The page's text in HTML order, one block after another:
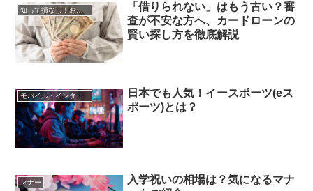
知って損なし！お金の知識
「借りられない」はもう古い？審
査が不安な方へ、カードローンの
賢い探し方を徹底解説
モバイル・インターネット
日本でも人気！イースポーツ(eス
ポーツ)とは？
マナー
入学祝いの相場は？気になるマナ